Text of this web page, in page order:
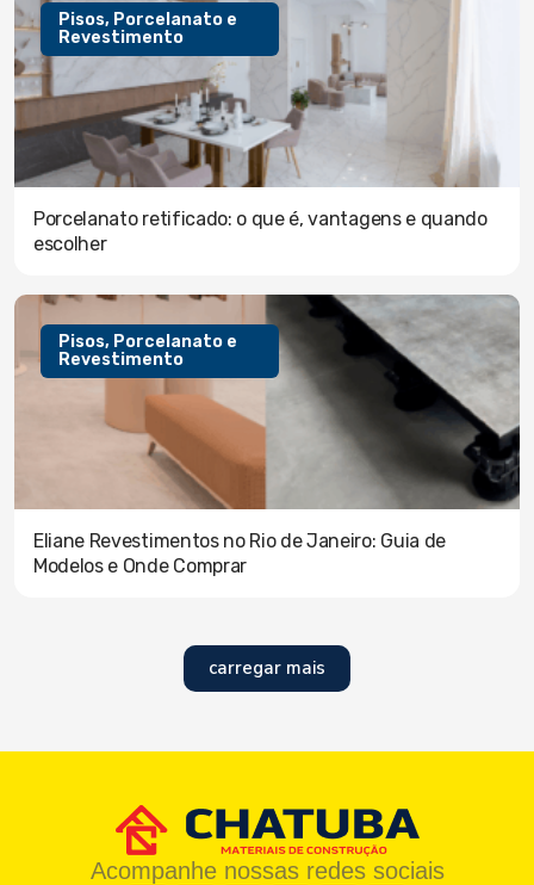
Pisos, Porcelanato e
Revestimento
Porcelanato retificado: o que é, vantagens e quando
escolher
Pisos, Porcelanato e
Revestimento
Eliane Revestimentos no Rio de Janeiro: Guia de
Modelos e Onde Comprar
carregar mais
Acompanhe nossas redes sociais